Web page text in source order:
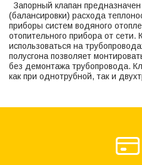
Запорный клапан
(балансировки) расхода
приборы систем водяного
отопительного прибора от сети.
использоваться на
полусгона позволяет
без демонтажа трубопровода.
как при однотрубной, так и